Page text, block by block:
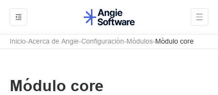
Inicio Acerca de Angie Configuración Módulos Módulo core
Módulo core